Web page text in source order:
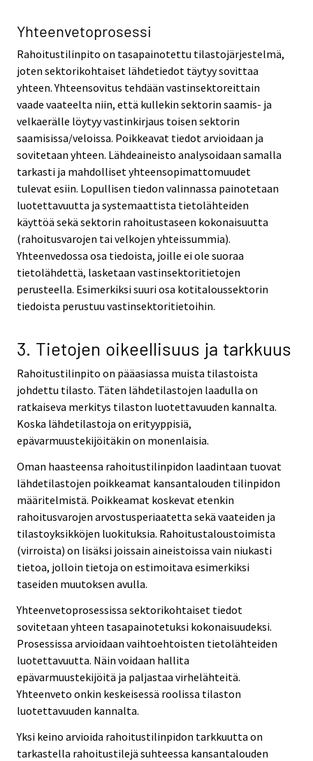
Yhteenvetoprosessi
Rahoitustilinpito on tasapainotettu tilastojärjestelmä,
joten sektorikohtaiset lähdetiedot täytyy sovittaa
yhteen. Yhteensovitus tehdään vastinsektoreittain
vaade vaateelta niin, että kullekin sektorin saamis- ja
velkaerälle löytyy vastinkirjaus toisen sektorin
saamisissa/veloissa. Poikkeavat tiedot arvioidaan ja
sovitetaan yhteen. Lähdeaineisto analysoidaan samalla
tarkasti ja mahdolliset yhteensopimattomuudet
tulevat esiin. Lopullisen tiedon valinnassa painotetaan
luotettavuutta ja systemaattista tietolähteiden
käyttöä sekä sektorin rahoitustaseen kokonaisuutta
(rahoitusvarojen tai velkojen yhteissummia).
Yhteenvedossa osa tiedoista, joille ei ole suoraa
tietolähdettä, lasketaan vastinsektoritietojen
perusteella. Esimerkiksi suuri osa kotitaloussektorin
tiedoista perustuu vastinsektoritietoihin.
3. Tietojen oikeellisuus ja tarkkuus
Rahoitustilinpito on pääasiassa muista tilastoista
johdettu tilasto. Täten lähdetilastojen laadulla on
ratkaiseva merkitys tilaston luotettavuuden kannalta.
Koska lähdetilastoja on erityyppisiä,
epävarmuustekijöitäkin on monenlaisia.
Oman haasteensa rahoitustilinpidon laadintaan tuovat
lähdetilastojen poikkeamat kansantalouden tilinpidon
määritelmistä. Poikkeamat koskevat etenkin
rahoitusvarojen arvostusperiaatetta sekä vaateiden ja
tilastoyksikköjen luokituksia. Rahoitustaloustoimista
(virroista) on lisäksi joissain aineistoissa vain niukasti
tietoa, jolloin tietoja on estimoitava esimerkiksi
taseiden muutoksen avulla.
Yhteenvetoprosessissa sektorikohtaiset tiedot
sovitetaan yhteen tasapainotetuksi kokonaisuudeksi.
Prosessissa arvioidaan vaihtoehtoisten tietolähteiden
luotettavuutta. Näin voidaan hallita
epävarmuustekijöitä ja paljastaa virhelähteitä.
Yhteenveto onkin keskeisessä roolissa tilaston
luotettavuuden kannalta.
Yksi keino arvioida rahoitustilinpidon tarkkuutta on
tarkastella rahoitustilejä suhteessa kansantalouden